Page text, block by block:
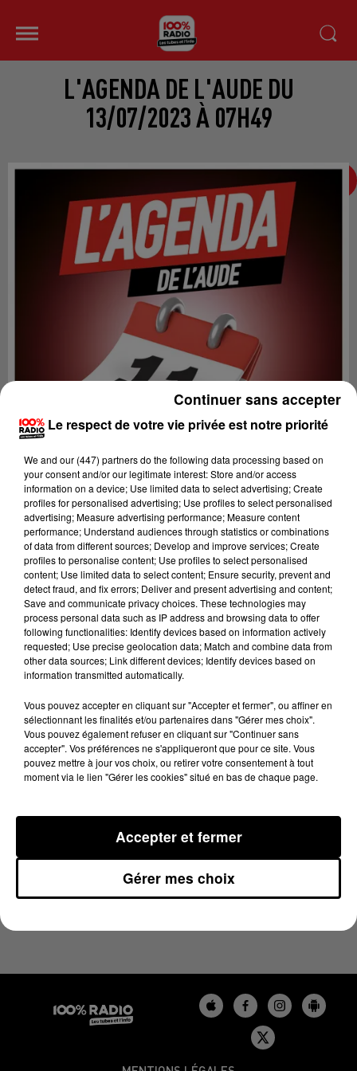
L'AGENDA DE L'AUDE DU
13/07/2023 À 07H49
Lecture (1 min 11 sec)
100%
13 juillet 2023 - 1 min 11 sec
L'AGENDA DE L'AUDE DU 13/07/2023 À 07H49
Le respect de votre vie privée est notre priorité
We and our (447) partnersdo the following data processing based on
your consent and/or our legitimate interest: Store and/or access
information on a device; Use limited data to select advertising; Create
profiles for personalised advertising; Use profiles to select personalised
advertising; Measure advertising performance; Measure content
performance; Understand audiences through statistics or combinations
of data from different sources; Develop and improve services; Create
profiles to personalise content; Use profiles to select personalised
content; Use limited data to select content; Ensure security, prevent and
detect fraud, and fix errors; Deliver and present advertising and content;
Save and communicate privacy choices. These technologies may
process personal data such as IP address and browsing data to offer
following functionalities: Identify devices based on information actively
requested; Use precise geolocation data; Match and combine data from
other data sources; Link different devices; Identify devices based on
information transmitted automatically.
Vous pouvez accepter en cliquant sur "Accepter et fermer", ou affiner en
sélectionnant les finalités et/ou partenaires dans "Gérer mes choix".
Vous pouvez également refuser en cliquant sur "Continuer sans
accepter". Vos préférences ne s'appliqueront que pour ce site. Vous
pouvez mettre à jour vos choix, ou retirer votre consentement à tout
moment via le lien "Gérer les cookies" situé en bas de chaque page.
Gérer mes choix
Accepter et fermer
Continuer sans accepter